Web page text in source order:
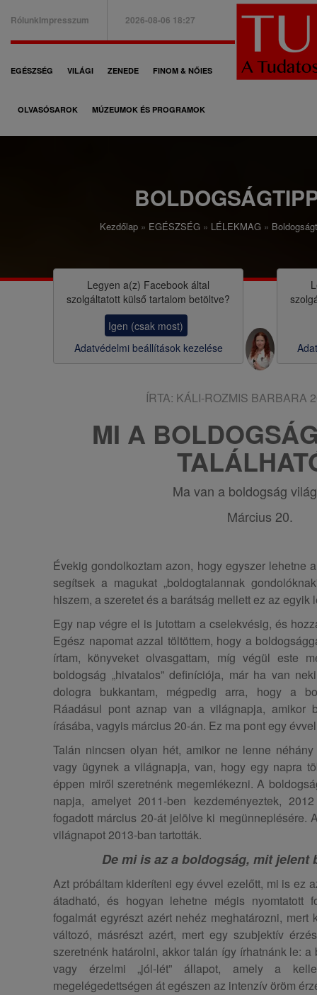
B
a
e
n
RólunkImpresszum 2026-08-06 18:27
F
ő
i
EGÉSZSÉG VILÁGI ZENEDE FINOM & NŐIES
OLVASÓSAROK MÚZEUMOK ÉS PROGRAMOK
o
Kezdőlap EGÉSZSÉG LÉLEKMAG
Legyen a(z) Facebook által
szolgáltatott külső tartalom betöltve?
Igen (csak most)
Adatvédelmi beállítások kezelése
ÍRTA: KÁLI-ROZMIS BARBARA
MI A
Ma van a boldogság
Március 20.
Évekig gondolkoztam azon, hogy egyszer lehetne
segítsek a magukat „boldogtalannak
hiszem, a szeretet és a barátság mellett ez az egyik
Egy nap végre el is jutottam a cselekvésig, és
Egész napomat azzal töltöttem, hogy a
írtam, könyveket olvasgattam, míg végül este
boldogság „hivatalos” definíciója, már ha van
dologra bukkantam, mégpedig arra, hogy a
Ráadásul pont aznap van a világnapja, amikor
írásába, vagyis március 20-án. Ez ma pont egy
Talán nincsen olyan hét, amikor ne lenne
vagy ügynek a világnapja, van, hogy egy napra
éppen miről szeretnénk megemlékezni. A
napja, amelyet 2011-ben kezdeményeztek,
fogadott március 20-át jelölve ki megünneplésére.
világnapot 2013-ban tartották.
De mi is az a boldogság, mit jelent
Azt próbáltam kideríteni egy évvel ezelőtt, mi is ez
átadható, és hogyan lehetne mégis nyomtatott
fogalmát egyrészt azért nehéz meghatározni, mert
változó, másrészt azért, mert egy szubjektív
szeretnénk határolni, akkor talán így írhatnánk le:
vagy érzelmi „jól-lét” állapot, amely a
megelégedettségen át egészen az intenzív öröm